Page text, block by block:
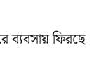
ব্যবসায় ফিরছে